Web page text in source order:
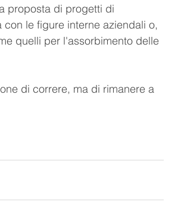
proposta di progetti di
le figure interne aziendali o,
quelli per l'assorbimento delle
di correre, ma di rimanere a